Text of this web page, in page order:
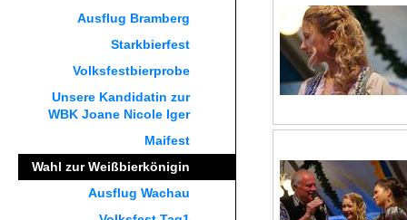
Ausflug Bramberg
Starkbierfest
Volksfestbierprobe
Unsere Kandidatin zur
WBK Joane Nicole Iger
Maifest
Wahl zur Weißbierkönigin
Ausflug Wachau